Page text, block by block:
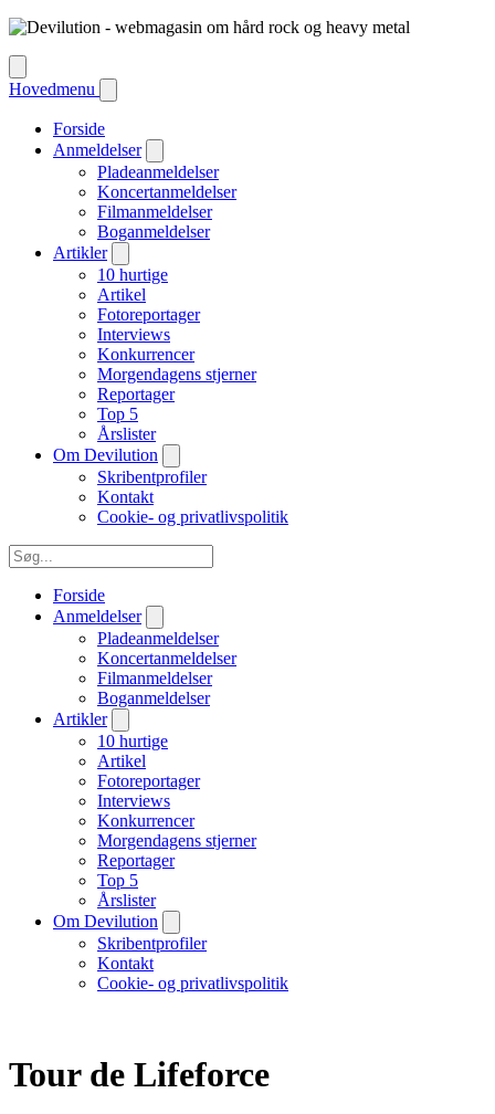
Hovedmenu
Forside
Anmeldelser
Pladeanmeldelser
Koncertanmeldelser
Filmanmeldelser
Boganmeldelser
Artikler
10 hurtige
Artikel
Fotoreportager
Interviews
Konkurrencer
Morgendagens stjerner
Reportager
Top 5
Årslister
Om Devilution
Skribentprofiler
Kontakt
Cookie- og privatlivspolitik
Forside
Anmeldelser
Pladeanmeldelser
Koncertanmeldelser
Filmanmeldelser
Boganmeldelser
Artikler
10 hurtige
Artikel
Fotoreportager
Interviews
Konkurrencer
Morgendagens stjerner
Reportager
Top 5
Årslister
Om Devilution
Skribentprofiler
Kontakt
Cookie- og privatlivspolitik
Tour de Lifeforce